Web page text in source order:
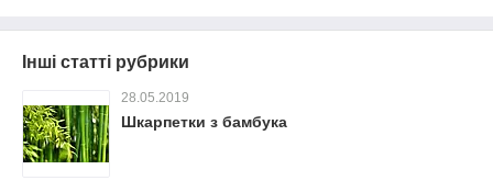
Інші статті рубрики
28.05.2019
Шкарпетки з бамбука